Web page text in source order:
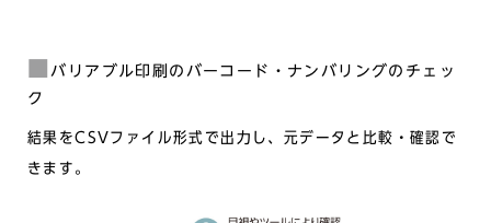
バリアブル印刷のバーコード・ナンバリングのチェッ
ク
結果をCSVファイル形式で出力し、元データと比較・確認で
きます。